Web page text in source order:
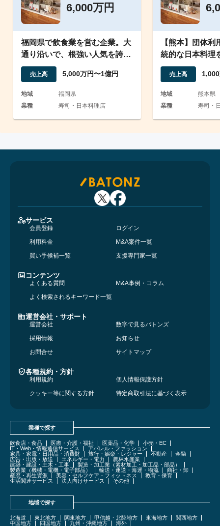
6,000万円
福岡県で飲食業を営む企業。大
通り沿いで、根強い人気を誇
る。
売上高 5,000万円〜1億円
地域
福岡県
業種
寿司・日本料理店
【熊本】団体
統的な日本料理
料亭の事業譲渡
売上高
地域
熊本県
業種
寿司・
サービス
会員登録
ログイン
利用料金
M&A案件一覧
買い手候補一覧
支援専門家一覧
コンテンツ
よくある質問
M&A事例・コラム
よく検索されるキーワード一覧
運営会社・サポート
運営会社
数字で見るバトンズ
採用情報
お知らせ
お問合せ
サイトマップ
各種規約・方針
利用規約
個人情報保護方針
クッキー等に関する方針
特定商取引法に基づく表示
業種で探す
飲食店・食品 医療・介護・福祉 医薬品・化学
小売・EC
IT・Web・情報通信サービス
アパレル・ファッション
家具・家電・日用品・消費財
旅行・娯楽・レジャー 不動産
金融
広告・出版・放送
エネルギー・電力
農林水産業
建築・建設・土木・工事
製造・加工業（素材加工・加工品・部品）
製造業（機械・電機・電子部品）
輸送・運送・海運・物流
商社・卸
産廃・再生資源
美容・セルフケア・フィットネス
教育・保育
生活関連サービス
法人向けサービス その他
地域で探す
北海道 東北地方 関東地方 甲信越・北陸地方 東海地方
関西地方
中国地方
四国地方 九州・沖縄地方 海外